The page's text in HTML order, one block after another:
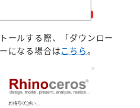
ールする際、「ダウンロー
になる場合はこちら。